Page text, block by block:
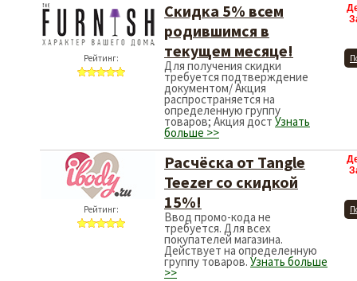
Рейтинг:
Cкидка 5% всем
родившимся в
текущем месяце!
Для получения скидки
требуется подтверждение
документом/ Акция
распространяется на
определенную группу
товаров; Акция дост Узнать
больше >>
Рейтинг:
Расчёска от Tangle
Teezer со скидкой
15%!
Ввод промо-кода не
требуется. Для всех
покупателей магазина.
Действует на определенную
группу товаров. Узнать больше
>>